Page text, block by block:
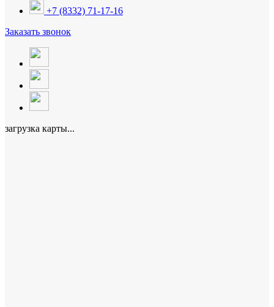
+7 (8332) 71-17-16
Заказать звонок
загрузка карты...